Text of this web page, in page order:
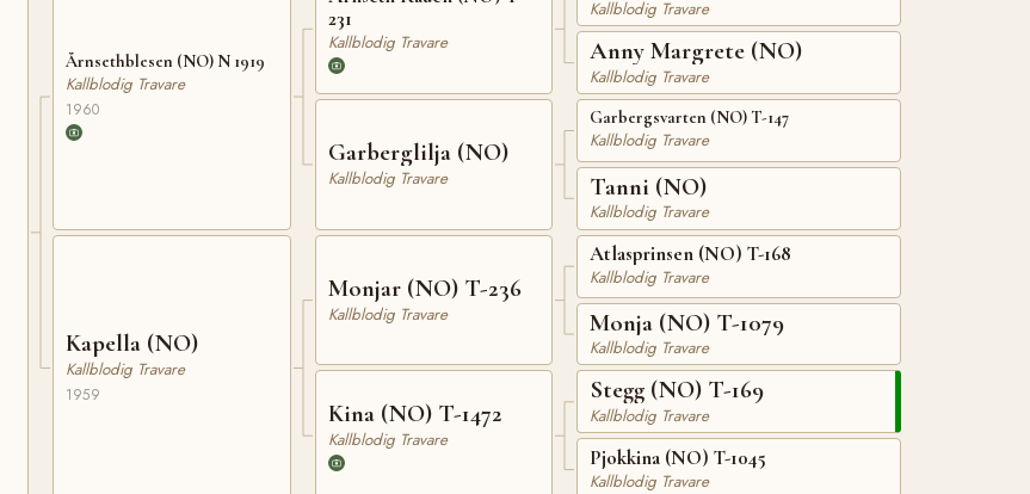
Årnsethblesen (NO) N 1919
Kallblodig Travare
1960
Kapella (NO)
Kallblodig Travare
1959
231
Kallblodig Travare
Garberglilja (NO)
Kallblodig Travare
Monjar (NO) T-236
Kallblodig Travare
Kina (NO) T-1472
Kallblodig Travare
Kallblodig Travare
Anny Margrete (NO)
Kallblodig Travare
Garbergsvarten (NO) T-147
Kallblodig Travare
Tanni (NO)
Kallblodig Travare
Atlasprinsen (NO) T-168
Kallblodig Travare
Monja (NO) T-1079
Kallblodig Travare
Stegg (NO) T-169
Kallblodig Travare
Pjokkina (NO) T-1045
Kallblodig Travare